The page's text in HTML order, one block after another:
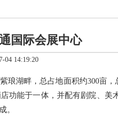
国际会展中心
04 14:19:20
琅湖畔，总占地面积约300亩
能于一体，并配有剧院、美
。